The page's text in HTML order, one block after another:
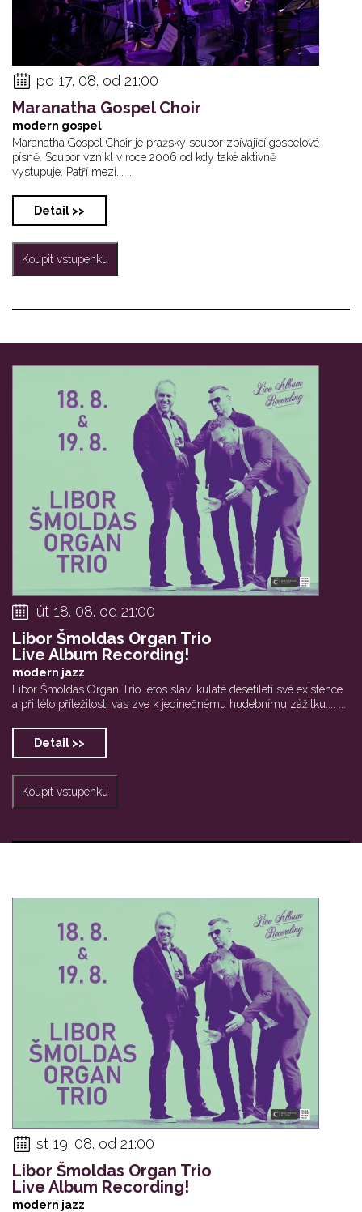
po 17. 08. od 21:00
Maranatha Gospel Choir
modern gospel
Maranatha Gospel Choir je pražský soubor zpívající gospelové
písně. Soubor vznikl v roce 2006 od kdy také aktivně
vystupuje. Patří mezi... ...
Detail >>
Koupit vstupenku
út 18. 08. od 21:00
Libor Šmoldas Organ Trio
Live Album Recording!
modern jazz
Libor Šmoldas Organ Trio letos slaví kulaté desetiletí své existence
a při této příležitosti vás zve k jedinečnému hudebnímu zážitku.... ...
Detail >>
Koupit vstupenku
st 19. 08. od 21:00
Libor Šmoldas Organ Trio
Live Album Recording!
modern jazz